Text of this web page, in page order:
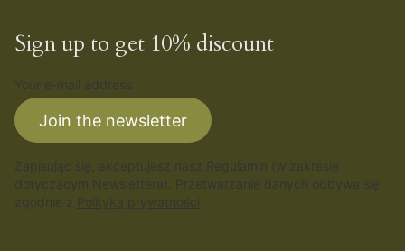
Sign up to get 10% discount
Join the newsletter